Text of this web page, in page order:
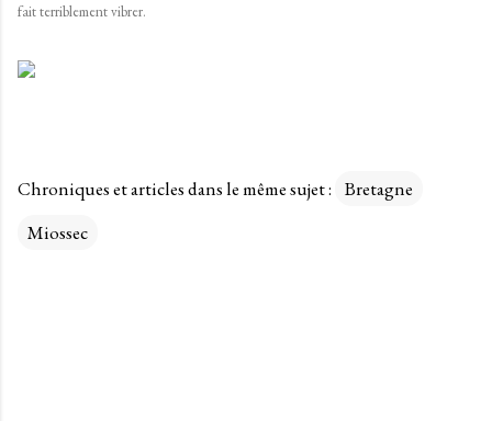
fait terriblement vibrer.
Chroniques et articles dans le même sujet : Bretagne
Miossec